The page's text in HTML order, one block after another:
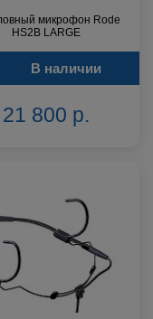
микрофон Rode
HS2B LARGE
В наличии
21 800 р.